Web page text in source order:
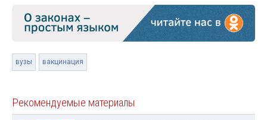
вузы вакцинация
Рекомендуемые материалы